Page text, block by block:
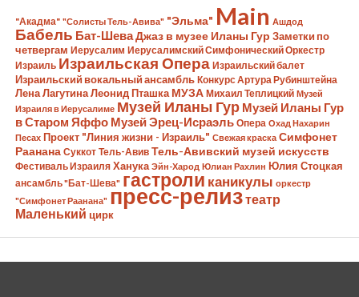
"Акадма" "Солисты Тель-Авива" "Эльма" Main Ашдод
Бабель Бат-ШеваДжаз в музее Иланы Гур Заметки по
четвергам Иерусалим Иерусалимский Симфонический Оркестр
Израиль Израильская Опера Израильский балет
Израильский вокальный ансамбль Конкурс Артура Рубинштейна
Лена Лагутина Леонид Пташка МУЗА Михаил Теплицкий Музей
Израиля в Иерусалиме Музей Иланы Гур Музей Иланы Гур
в Старом Яффо Музей Эрец-Исраэль Опера Охад Нахарин
Песах Проект "Линия жизни - Израиль" Свежая краска Симфонет
Раанана Суккот Тель-Авив Тель-Авивский музей искусств
Фестиваль Израиля Ханука Эйн-Харод Юлиан Рахлин Юлия Стоцкая
ансамбль "Бат-Шева" гастроли каникулы оркестр
"Симфонет Раанана" пресс-релизтеатр
Маленький цирк